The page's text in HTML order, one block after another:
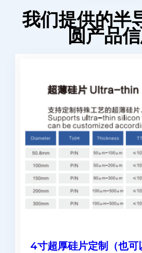
我们提供的半
圆产品
4寸超厚硅片定制（也可